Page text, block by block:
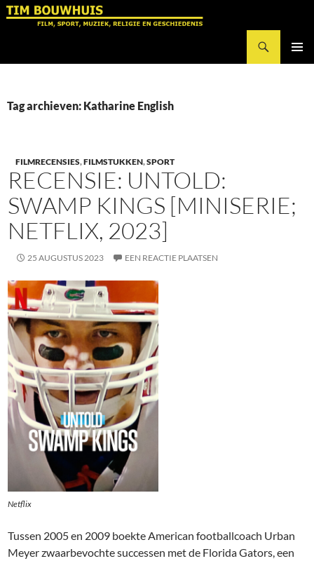
Ga
Tag archieven: Katharine English
FILMRECENSIES,FILMSTUKKEN,SPORT
RECENSIE: UNTOLD:
SWAMP KINGS [MINISERIE;
NETFLIX, 2023]
25 AUGUSTUS 2023 EEN REACTIE PLAATSEN
Netflix
Tussen 2005 en 2009 boekte American footballcoach Urban
Meyer zwaarbevochte successen met de Florida Gators, een